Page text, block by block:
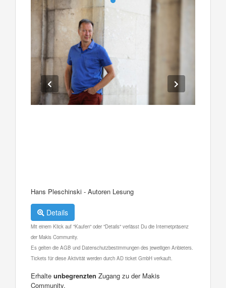
Hans Pleschinski - Autoren Lesung
Details
Mit einem Klick auf "Kaufen" oder "Details" verlässt Du die Internetpräsenz
der Makis Community.
Es gelten die AGB und Datenschutzbestimmungen des jeweiligen Anbieters.
Tickets für diese Aktivität werden durch AD ticket GmbH verkauft.
Erhalte unbegrenzten Zugang zu der Makis
Community.